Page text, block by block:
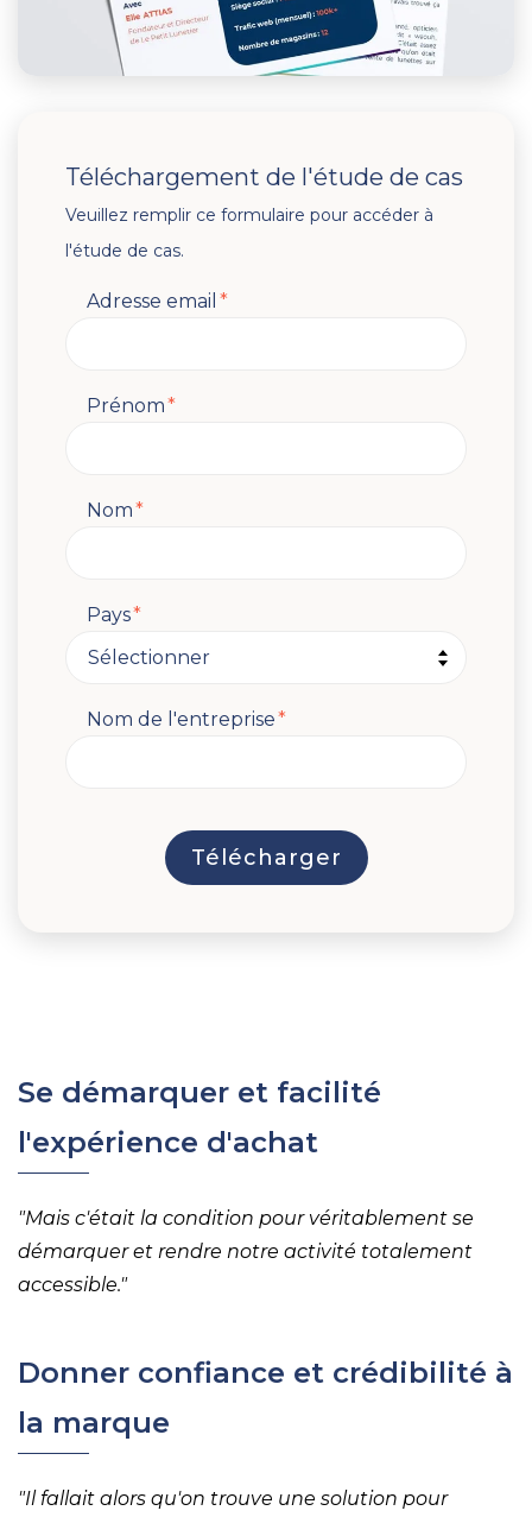
Téléchargement de l'étude de cas
Veuillez remplir ce formulaire pour accéder à
l'étude de cas.
Adresse email *
Prénom*
Nom*
Pays*
Nom de l'entreprise*
Se démarquer et facilité
l'expérience d'achat
"Mais c'était la condition pour véritablement se
démarquer et rendre notre activité totalement
accessible."
Donner confiance et crédibilité à
la marque
"Il fallait alors qu'on trouve une solution pour